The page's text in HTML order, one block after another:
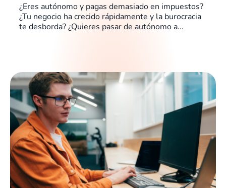
¿Eres autónomo y pagas demasiado en impuestos?
¿Tu negocio ha crecido rápidamente y la burocracia
te desborda? ¿Quieres pasar de autónomo a...